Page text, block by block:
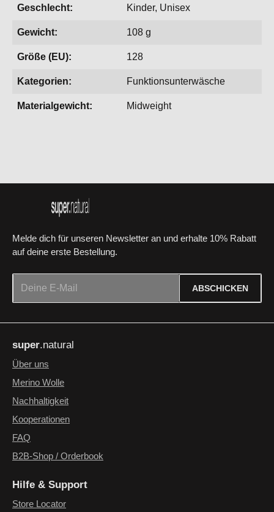
Geschlecht: Kinder, Unisex
Gewicht: 108 g
Größe (EU): 128
Kategorien: Funktionsunterwäsche
Materialgewicht: Midweight
Melde dich für unseren Newsletter an und erhalte 10% Rabatt
auf deine erste Bestellung.
ABSCHICKEN
genommen und die
einverstanden.
Die mit einem Stern (*) markierten Felder sind Pflichtfelder.
super.natural
Über uns
Merino Wolle
Nachhaltigkeit
Kooperationen
FAQ
B2B-Shop / Orderbook
Hilfe & Support
Store Locator